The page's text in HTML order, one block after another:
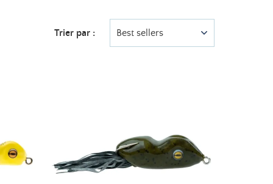
Trier par : Best sellers